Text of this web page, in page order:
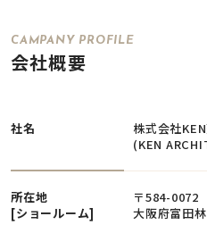
CAMPANY PROFILE
会社概要
社名
株式会社
(KEN
所在地
[ショールーム]
〒584-0072
大阪府富田